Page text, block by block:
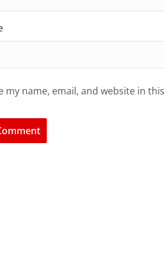
my name, email, and website in